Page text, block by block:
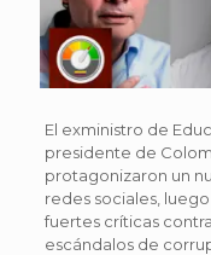
El exministro de
presidente de
protagonizaron un
redes sociales,
fuertes críticas
escándalos de